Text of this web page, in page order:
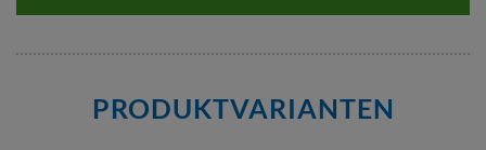
PRODUKTVARIANTEN